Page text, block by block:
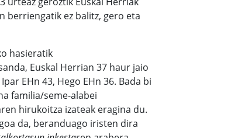
berriengatik ez balitz, gero eta
hasieratik
Euskal Herrian 37 haur jaio
EHn 43, Hego EHn 36. Bada bi
familia/seme-alabei
hirukoitza izateak eragina du.
da, beranduago iristen dira